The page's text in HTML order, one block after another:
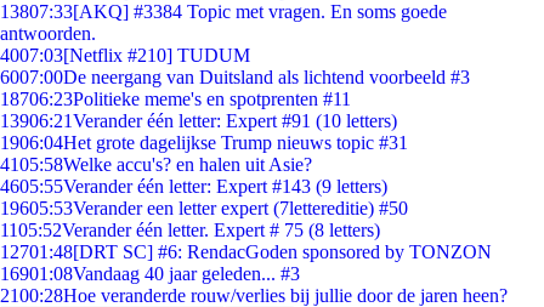
13807:33[AKQ] #3384 Topic met vragen. En soms goede
antwoorden.
4007:03[Netflix #210] TUDUM
6007:00De neergang van Duitsland als lichtend voorbeeld #3
18706:23Politieke meme's en spotprenten #11
13906:21Verander één letter: Expert #91 (10 letters)
1906:04Het grote dagelijkse Trump nieuws topic #31
4105:58Welke accu's? en halen uit Asie?
4605:55Verander één letter: Expert #143 (9 letters)
19605:53Verander een letter expert (7lettereditie) #50
1105:52Verander één letter. Expert # 75 (8 letters)
12701:48[DRT SC] #6: RendacGoden sponsored by TONZON
16901:08Vandaag 40 jaar geleden... #3
2100:28Hoe veranderde rouw/verlies bij jullie door de jaren heen?